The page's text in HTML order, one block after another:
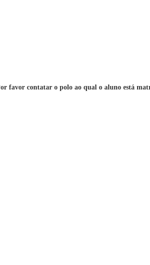
favor contatar o polo ao qual o aluno está